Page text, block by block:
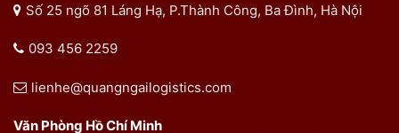
Số 25 ngõ 81 Láng Hạ, P.Thành Công, Ba Đình, Hà Nội
093 456 2259
lienhe@quangngailogistics.com
Văn Phòng Hồ Chí Minh